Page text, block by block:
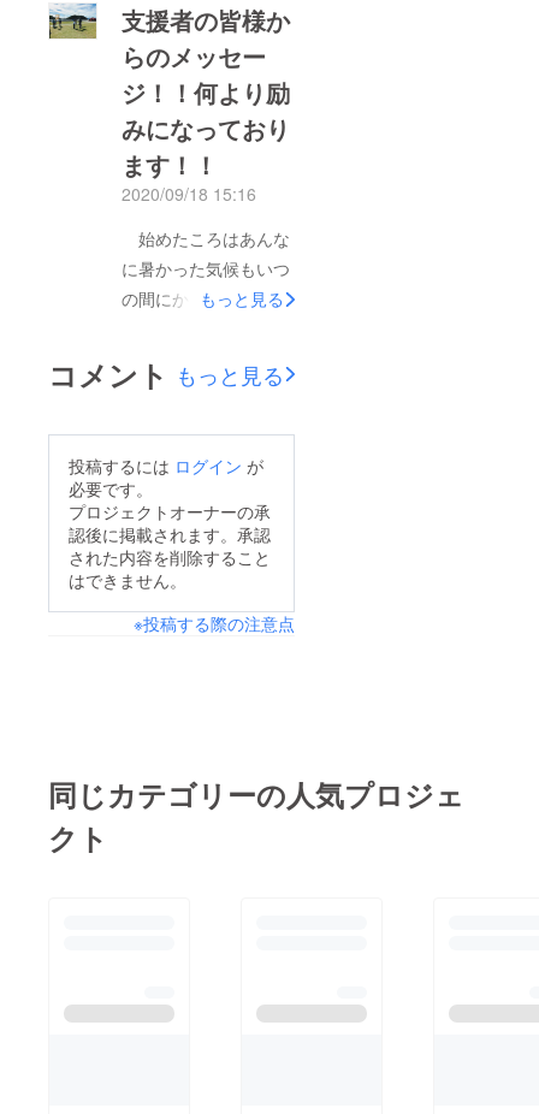
全体がコロナ苦境にあ
るなかでも、直島のこ
とを心配してくださ
り、そして届けられた
ハートフルなメッセー
ジに私たちは日々感動
し、未来へ向かって前
向きに進める勇気をい
ただいたのです。それ
は決して消してはなら
光事業者ひとりひと
来への勇気を胸にこ
め、この美しい直島で
皆さまとお会いできる
日を楽しみにしていま
す！この度はプロジェ
クトご支援、本当にあ
りがとうございまし
反省は多々あります
が、挑戦はこれからも
続きます！ とにもか
くにも、皆さまの温か
いメッセージに何度も
目を通しては、感謝の
気持ちとともに私たち
はなんてすばらしい場
所で暮らしているの
か、とあらためて直島
せてくれる貴重な機会
となりました。そんな
らも観光事業者に携わ
る者としてだけでな
く、いち島民としても
幅広く還元していきた
おります。 そしてあ
なところから、できる
ことを試行錯誤し、力
ます。 心より感謝申
支援者の皆様か
らのメッセー
ジ！！何より励
みになっており
ます！！
2020/09/18 15:16
始めたころはあんな
に暑かった気候もいつ
の間にか、セミの声か
て直島はすっかり秋め
いてきました。初めて
らず恐縮です。 今
回のプロジェクトで
は、ご支援のみならず
こんなにも温かいお言
て、それだけで挑戦し
だいたご支援とお言葉
を胸に、私たちは何を
先日、KSB瀬戸内海放
もっと見る
コメント もっと見る
投稿するには ログイン が
必要です。
プロジェクトオーナーの承
認後に掲載されます。承認
された内容を削除すること
はできません。
※投稿する際の注意点
同じカテゴリーの人気プロジェ
クト